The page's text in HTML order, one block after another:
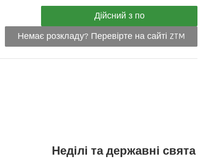
Дійсний з по
Немає розкладу? Перевірте на сайті ZTM
Неділі та державні свята